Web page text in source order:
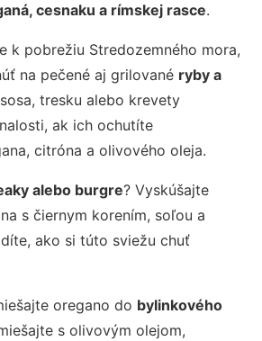
cesnaku a rímskej rasce.
k pobrežiu Stredozemného mora,
na pečené aj grilované ryby a
tresku alebo krevety
ak ich ochutíte
citróna a olivového oleja.
alebo burgre? Vyskúšajte
s čiernym korením, soľou a
ako si túto sviežu chuť
oregano do bylinkového
s olivovým olejom,